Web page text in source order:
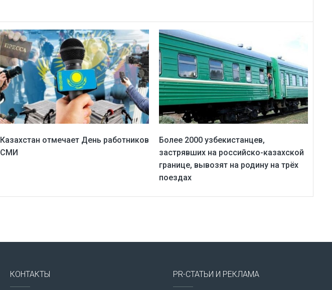
Казахстан отмечает День работников
СМИ
Более 2000 узбекистанцев,
застрявших на российско-казахской
границе, вывозят на родину на трёх
поездах
КОНТАКТЫ PR-СТАТЬИ И РЕКЛАМА